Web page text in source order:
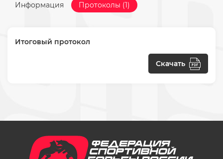
Информация Протоколы (1)
Итоговый протокол
Скачать